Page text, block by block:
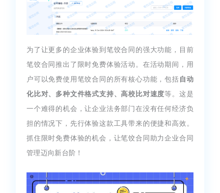
为了让更多的企业体验到笔饺合同的强大功能，目前
笔饺合同推出了限时免费体验活动。在活动期间，用
户可以免费使用笔饺合同的所有核心功能，包括 自动
化比对、多种文件格式支持、高校比对速度等。这是
一个难得的机会，让企业法务部门在没有任何经济负
担的情况下，先行体验这款工具带来的便捷和高效。
抓住限时免费体验的机会，让笔饺合同助力企业合同
管理迈向新台阶！